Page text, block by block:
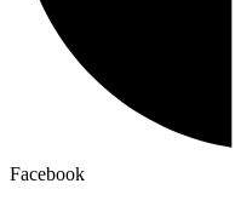
Facebook